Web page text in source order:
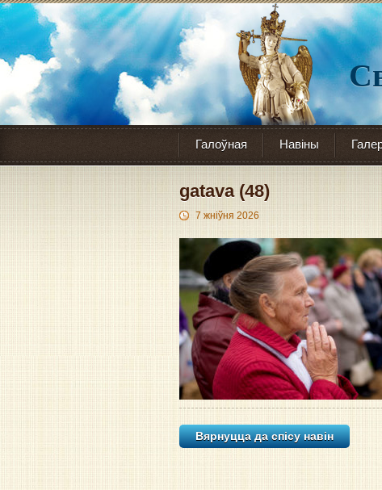
Галоўная Навіны
gatava (48)
7 жніўня 2026
Вярнуцца да спісу навiн